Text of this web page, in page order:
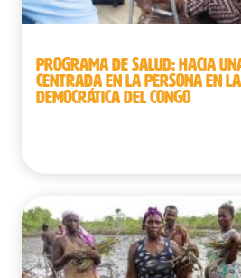
PROGRAMA DE SALUD: HACIA
CENTRADA EN LA PERSONA EN
DEMOCRÁTICA DEL CONGO